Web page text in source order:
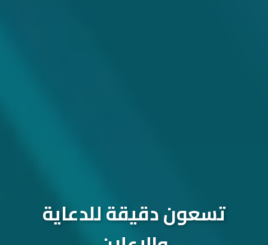
تسعون دقيقة للدعاية